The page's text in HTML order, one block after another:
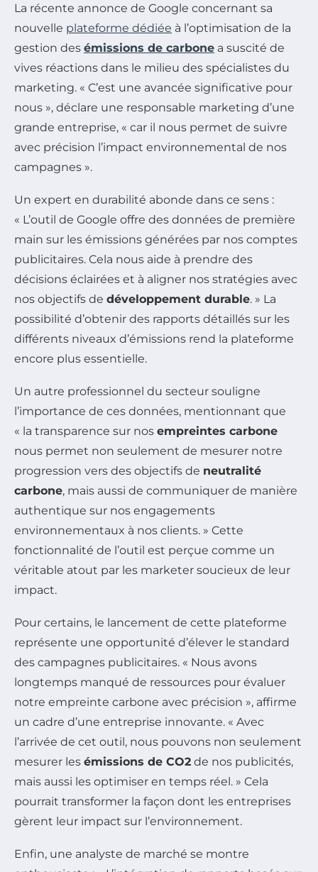
La récente annonce de Google concernant sa
nouvelle plateforme dédiée à l’optimisation de la
gestion des émissions de carbone a suscité de
vives réactions dans le milieu des spécialistes du
marketing. « C’est une avancée significative pour
nous », déclare une responsable marketing d’une
grande entreprise, « car il nous permet de suivre
avec précision l’impact environnemental de nos
campagnes ».
Un expert en durabilité abonde dans ce sens :
« L’outil de Google offre des données de première
main sur les émissions générées par nos comptes
publicitaires. Cela nous aide à prendre des
décisions éclairées et à aligner nos stratégies avec
nos objectifs de développement durable. » La
possibilité d’obtenir des rapports détaillés sur les
différents niveaux d’émissions rend la plateforme
encore plus essentielle.
Un autre professionnel du secteur souligne
l’importance de ces données, mentionnant que
« la transparence sur nos empreintes carbone
nous permet non seulement de mesurer notre
progression vers des objectifs de neutralité
carbone, mais aussi de communiquer de manière
authentique sur nos engagements
environnementaux à nos clients. » Cette
fonctionnalité de l’outil est perçue comme un
véritable atout par les marketer soucieux de leur
impact.
Pour certains, le lancement de cette plateforme
représente une opportunité d’élever le standard
des campagnes publicitaires. « Nous avons
longtemps manqué de ressources pour évaluer
notre empreinte carbone avec précision », affirme
un cadre d’une entreprise innovante. « Avec
l’arrivée de cet outil, nous pouvons non seulement
mesurer les émissions de CO2 de nos publicités,
mais aussi les optimiser en temps réel. » Cela
pourrait transformer la façon dont les entreprises
gèrent leur impact sur l’environnement.
Enfin, une analyste de marché se montre